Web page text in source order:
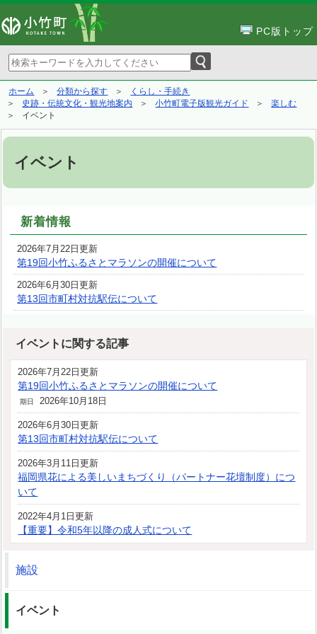
PC版トップ
ホーム 分類から探す
くらし・手続き
史跡・伝統文化・観光地案内
小竹町電子版観光ガイド
楽しむ
イベント
イベント
新着情報
2026年7月22日更新
第19回小竹ふるさとマラソンの開催について
2026年6月30日更新
第13回市町村対抗駅伝について
イベントに関する記事
2026年7月22日更新
第19回小竹ふるさとマラソンの開催について
期日 2026年10月18日
2026年6月30日更新
第13回市町村対抗駅伝について
2026年3月11日更新
福岡県花による美しいまちづくり（パートナー花壇制度）につ
いて
2022年4月1日更新
【重要】令和5年以降の成人式について
施設
イベント